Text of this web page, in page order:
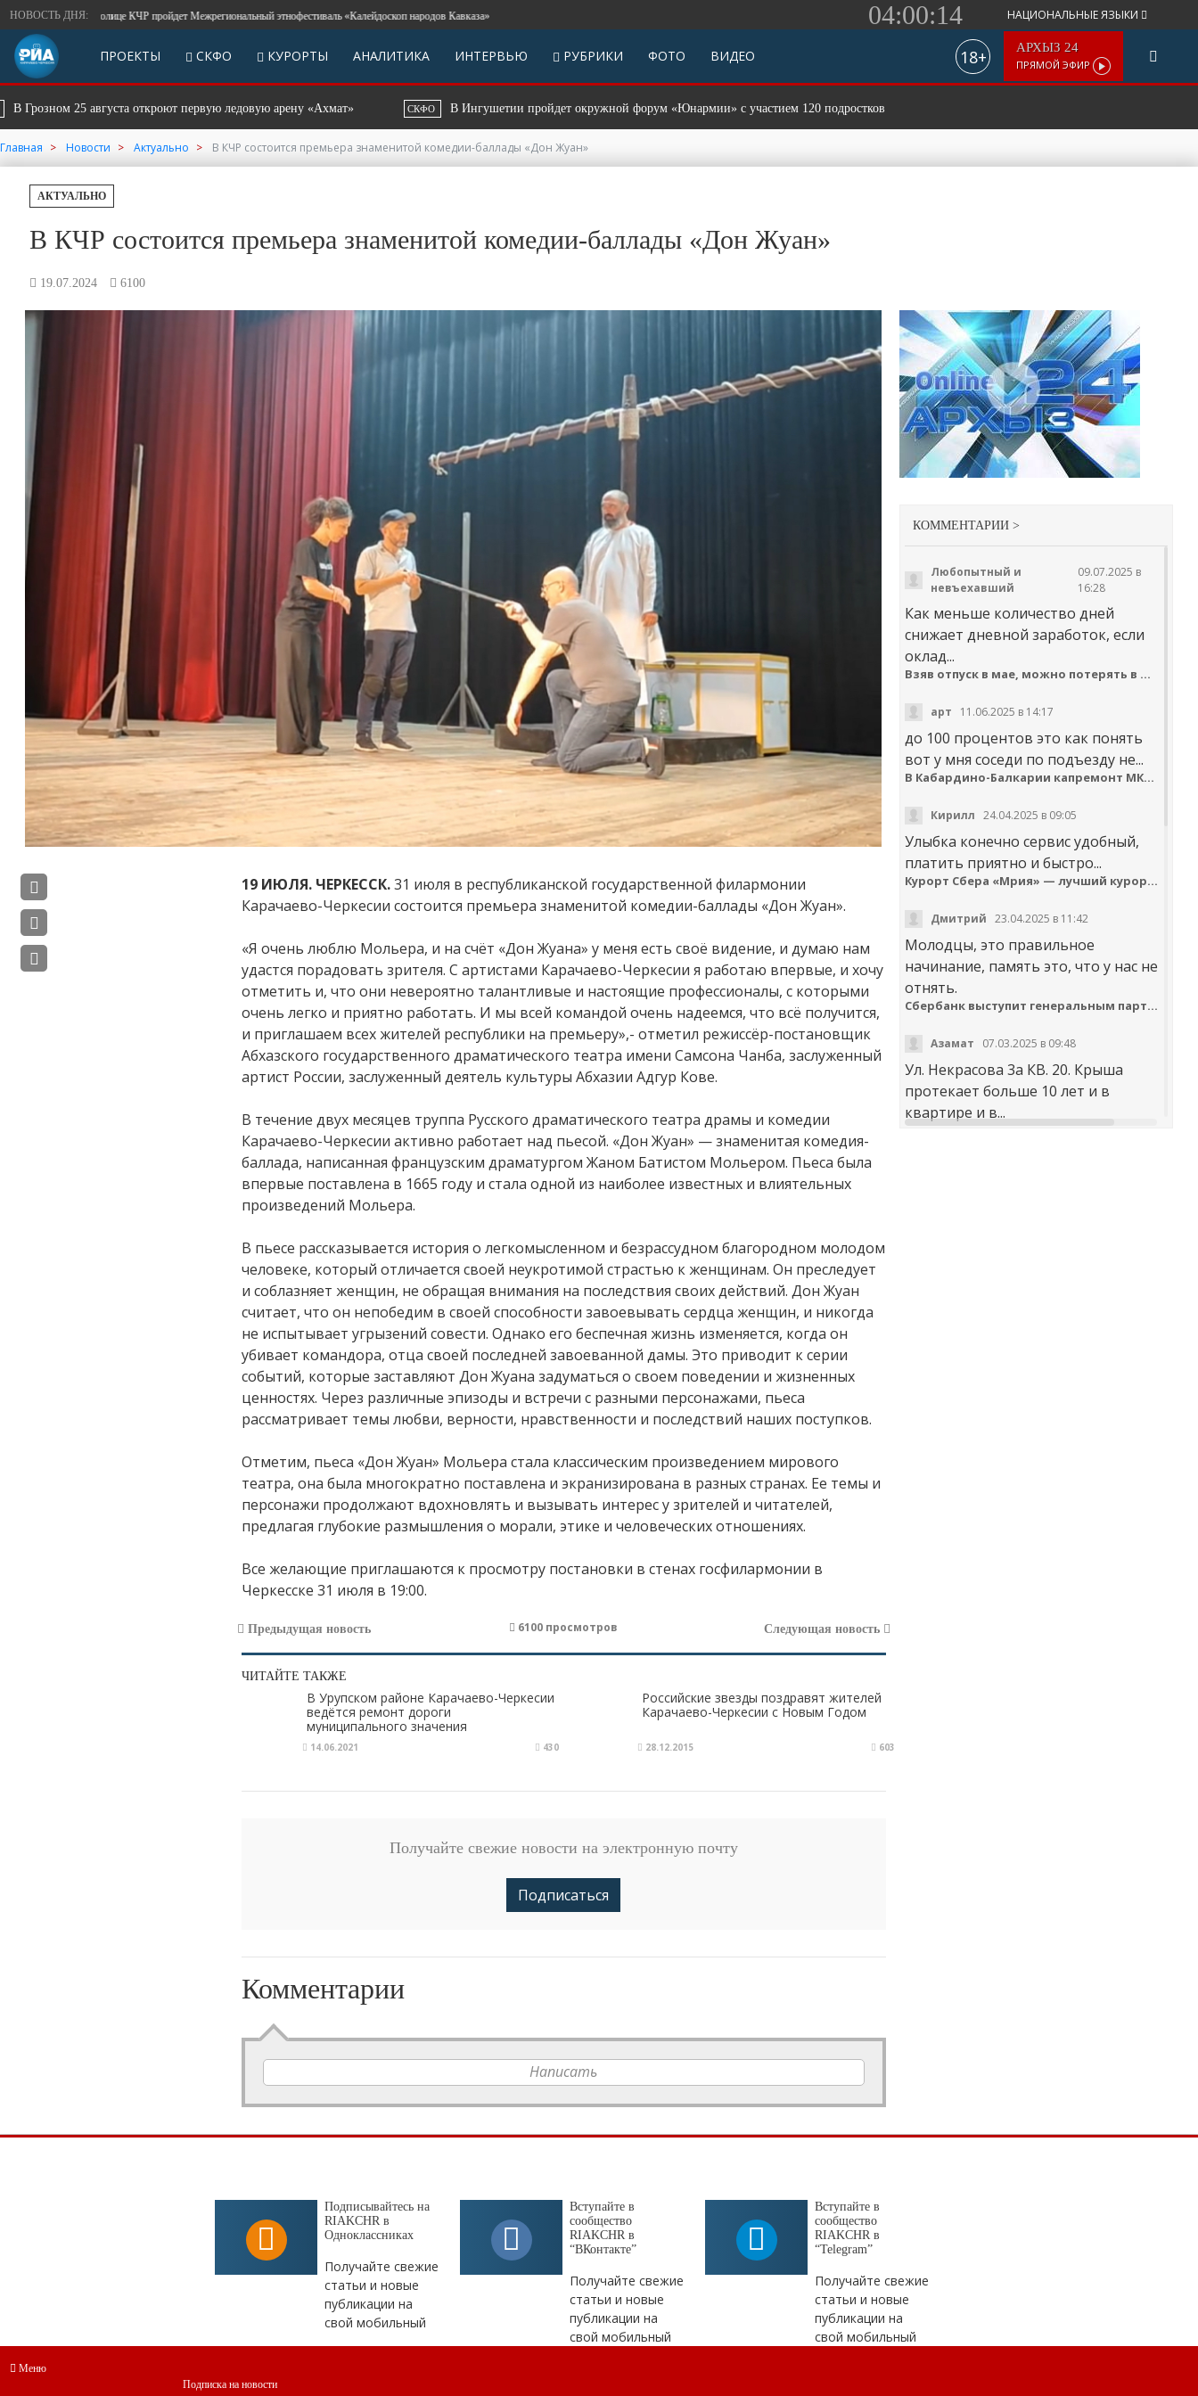
НОВОСТЬ ДНЯ:
В столице КЧР пройдет Межрегиональный этнофестиваль «Калейдоскоп народов Кавказа» 04:00:15 НАЦИОНАЛЬНЫЕ ЯЗЫКИ
ПРОЕКТЫ СКФО КУРОРТЫ АНАЛИТИКА ИНТЕРВЬЮ РУБРИКИ ФОТО ВИДЕО 18+ АРХЫЗ 24
ПРЯМОЙ ЭФИР
25 августа откроют первую ледовую арену «Ахмат» СКФО В Ингушетии пройдет окружной форум «Юнармии» с участием 120 подростков
Главная Новости Актуально В КЧР состоится премьера знаменитой комедии-баллады «Дон Жуан»
АКТУАЛЬНО
В КЧР состоится премьера знаменитой комедии-баллады «Дон Жуан»
19.07.2024 6100
19 ИЮЛЯ. ЧЕРКЕССК.31 июля в республиканской государственной филармонии
Карачаево-Черкесии состоится премьера знаменитой комедии-баллады «Дон Жуан».
«Я очень люблю Мольера, и на счёт «Дон Жуана» у меня есть своё видение, и думаю нам
удастся порадовать зрителя. С артистами Карачаево-Черкесии я работаю впервые, и хочу
отметить и, что они невероятно талантливые и настоящие профессионалы, с которыми
очень легко и приятно работать. И мы всей командой очень надеемся, что всё получится,
и приглашаем всех жителей республики на премьеру»,- отметил режиссёр-постановщик
Абхазского государственного драматического театра имени Самсона Чанба, заслуженный
артист России, заслуженный деятель культуры Абхазии Адгур Кове.
В течение двух месяцев труппа Русского драматического театра драмы и комедии
Карачаево-Черкесии активно работает над пьесой. «Дон Жуан» — знаменитая комедия-
баллада, написанная французским драматургом Жаном Батистом Мольером. Пьеса была
впервые поставлена в 1665 году и стала одной из наиболее известных и влиятельных
произведений Мольера.
В пьесе рассказывается история о легкомысленном и безрассудном благородном молодом
человеке, который отличается своей неукротимой страстью к женщинам. Он преследует
и соблазняет женщин, не обращая внимания на последствия своих действий. Дон Жуан
считает, что он непобедим в своей способности завоевывать сердца женщин, и никогда
не испытывает угрызений совести. Однако его беспечная жизнь изменяется, когда он
убивает командора, отца своей последней завоеванной дамы. Это приводит к серии
событий, которые заставляют Дон Жуана задуматься о своем поведении и жизненных
ценностях. Через различные эпизоды и встречи с разными персонажами, пьеса
рассматривает темы любви, верности, нравственности и последствий наших поступков.
Отметим, пьеса «Дон Жуан» Мольера стала классическим произведением мирового
театра, она была многократно поставлена и экранизирована в разных странах. Ее темы и
персонажи продолжают вдохновлять и вызывать интерес у зрителей и читателей,
предлагая глубокие размышления о морали, этике и человеческих отношениях.
Все желающие приглашаются к просмотру постановки в стенах госфилармонии в
Черкесске 31 июля в 19:00.
Предыдущая новость 6100 просмотров Следующая новость
ЧИТАЙТЕ ТАКЖЕ
В Урупском районе Карачаево-Черкесии
ведётся ремонт дороги
муниципального значения
14.06.2021 430
Российские звезды поздравят жителей
Карачаево-Черкесии с Новым Годом
28.12.2015 603
Получайте свежие новости на электронную почту
Подписаться
Комментарии
Написать
КОММЕНТАРИИ >
Любопытный и
невъехавший
09.07.2025 в
16:28
Как меньше количество дней
снижает дневной заработок, если
оклад...
Взяв отпуск в мае, можно потерять в деньгах
арт 11.06.2025 в 14:17
до 100 процентов это как понять
вот у мня соседи по подъезду не...
В Кабардино-Балкарии капремонт МКД идёт с опережением графика
Кирилл 24.04.2025 в 09:05
Улыбка конечно сервис удобный,
платить приятно и быстро...
Курорт Сбера «Мрия» — лучший курортный отель по версии Russian Hospitality Awards
Дмитрий 23.04.2025 в 11:42
Молодцы, это правильное
начинание, память это, что у нас не
отнять.
Сбербанк выступит генеральным партнером онлайн-шествия «Бессмертный полк»
Азамат 07.03.2025 в 09:48
Ул. Некрасова 3а КВ. 20. Крыша
протекает больше 10 лет и в
квартире и в...
Подписывайтесь на
RIAKCHR в
Одноклассниках
Получайте свежие
статьи и новые
публикации на
свой мобильный
Вступайте в
сообщество
RIAKCHR в
“ВКонтакте”
Получайте свежие
статьи и новые
публикации на
свой мобильный
Вступайте в
сообщество
RIAKCHR в
“Telegram”
Получайте свежие
статьи и новые
публикации на
свой мобильный
Меню
Подписка на новости